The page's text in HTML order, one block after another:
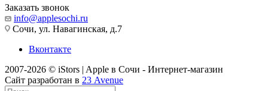
Заказать звонок
info@applesochi.ru
Сочи, ул. Навагинская, д.7
Вконтакте
2007-2026 © iStors | Apple в Сочи - Интернет-магазин
Сайт разработан в 23 Avenue